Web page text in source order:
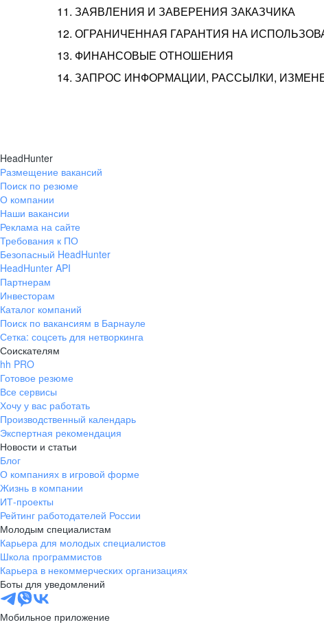
11. ЗАЯВЛЕНИЯ И ЗАВЕРЕНИЯ ЗАКАЗЧИКА
12. ОГРАНИЧЕННАЯ ГАРАНТИЯ НА
13. ФИНАНСОВЫЕ ОТНОШЕНИЯ
14. ЗАПРОС ИНФОРМАЦИИ, РАССЫЛКИ,
HeadHunter
Размещение вакансий
Поиск по резюме
О компании
Наши вакансии
Реклама на сайте
Требования к ПО
Безопасный HeadHunter
HeadHunter API
Партнерам
Инвесторам
Каталог компаний
Поиск по вакансиям в Барнауле
Сетка: соцсеть для нетворкинга
Соискателям
hh PRO
Готовое резюме
Все сервисы
Хочу у вас работать
Производственный календарь
Экспертная рекомендация
Новости и статьи
Блог
О компаниях в игровой форме
Жизнь в компании
ИТ-проекты
Рейтинг работодателей России
Молодым специалистам
Карьера для молодых специалистов
Школа программистов
Карьера в некоммерческих организациях
Боты для уведомлений
Мобильное приложение